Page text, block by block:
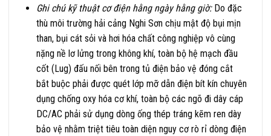
Ghi chú kỹ thuật cơ điện hằng ngày hằng giờ:Do đặc
thù môi trường hải cảng Nghi Sơn chịu mật độ bụi mịn
than, bụi cát sỏi và hơi hóa chất công nghiệp vô cùng
nặng nề lơ lửng trong không khí, toàn bộ hệ mạch đầu
cốt (Lug) đấu nối bên trong tủ điện bảo vệ đóng cắt
bắt buộc phải được quét lớp mỡ dẫn điện bít kín chuyên
dụng chống oxy hóa cơ khí, toàn bộ các ngõ đi dây cáp
DC/AC phải sử dụng dòng ống thép tráng kẽm ren dày
bảo vệ nhằm triệt tiêu toàn diện nguy cơ rò rỉ dòng điện